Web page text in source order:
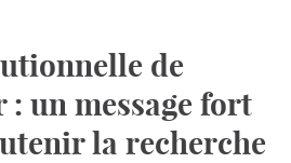
de
un message fort
la recherche